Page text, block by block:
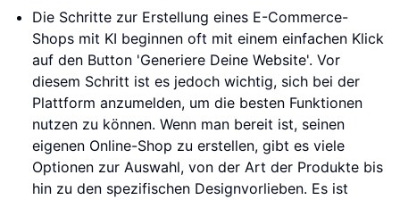
Die Schritte zur Erstellung eines E-Commerce-
Shops mit KI beginnen oft mit einem einfachen Klick
auf den Button 'Generiere Deine Website'. Vor
diesem Schritt ist es jedoch wichtig, sich bei der
Plattform anzumelden, um die besten Funktionen
nutzen zu können. Wenn man bereit ist, seinen
eigenen Online-Shop zu erstellen, gibt es viele
Optionen zur Auswahl, von der Art der Produkte bis
hin zu den spezifischen Designvorlieben. Es ist